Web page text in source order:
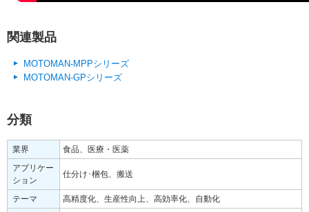
関連製品
MOTOMAN-MPPシリーズ
MOTOMAN-GPシリーズ
分類
業界
食品、医療・医薬
アプリケー
ション
仕分け･梱包、搬送
テーマ
高精度化、生産性向上、高効率化、自動化